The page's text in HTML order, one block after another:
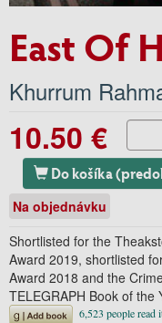
East Of
Khurrum
10.50 €
Do košíka
Na objednávku
Shortlisted for the
Award 2019, shortlisted
Award 2018 and the
TELEGRAPH Book of the